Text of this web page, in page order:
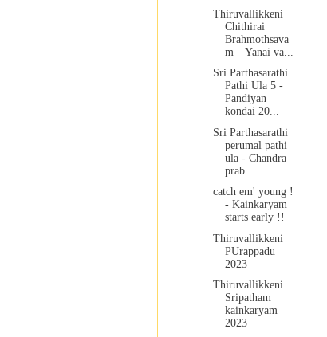
Thiruvallikkeni
Chithirai
Brahmothsava
m – Yanai va...
Sri Parthasarathi
Pathi Ula 5 -
Pandiyan
kondai 20...
Sri Parthasarathi
perumal pathi
ula - Chandra
prab...
catch em' young !
- Kainkaryam
starts early !!
Thiruvallikkeni
PUrappadu
2023
Thiruvallikkeni
Sripatham
kainkaryam
2023